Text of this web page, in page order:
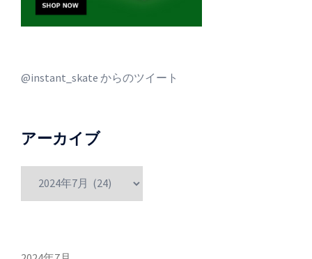
@instant_skate からのツイート
アーカイブ